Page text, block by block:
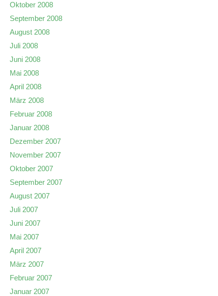
Oktober 2008
September 2008
August 2008
Juli 2008
Juni 2008
Mai 2008
April 2008
März 2008
Februar 2008
Januar 2008
Dezember 2007
November 2007
Oktober 2007
September 2007
August 2007
Juli 2007
Juni 2007
Mai 2007
April 2007
März 2007
Februar 2007
Januar 2007